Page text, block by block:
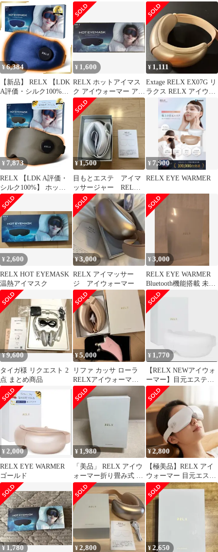
とケア 本体
¥6,384
【新品】 RELX 【LDK
A評価・シルク100%】
ホットアイマスク 【安
眠インストラクター×日
本企業企画】アイウォ
ーマー アイマスク 充電
式 コードレス 睡眠用
快眠グッズ 軽量 遮光
ギフト プレゼント 0
¥ 1,600
RELX ホットアイマス
ク アイウォーマー アイ
マスク 充電式 新品未開
封
¥ 1,111
Extage RELX EX07G リ
ラクス RELX アイウォ
ーマー
¥ 7,873
RELX 【LDK A評価・
シルク100%】 ホット
アイマスク 【快眠セラ
ピスト×日本企業企画】
アイウォーマー アイマ
スク 充電式 コードレス
睡眠用 快眠グッズ 軽量
遮光 父の日 ギフト プ
レゼント 1
¥1,500
目もとエステ アイマ
ッサージャー RELX
EYE WARMER EX07W
¥ 7,900
RELX EYE WARMER
¥ 2,600
RELX HOT EYEMASK
温熱アイマスク
¥3,000
RELX アイマッサー
ジ アイウォーマー
¥3,000
RELX EYE WARMER
Bluetooth機能搭載 未開
封
¥9,600
タイガ様 リクエスト 2
点 まとめ商品
¥5,000
リファ カッサ ローラ
RELXアイウォーマー
セット
¥ 1,770
【RELX NEWアイウォ
ーマー】目元エステ★
ホットアイマスク★温
熱★アイケア
¥ 2,000
RELX EYE WARMER
ゴールド
¥ 1,980
「美品」 RELX アイウ
ォーマー折り畳み式 ホ
ットアイマスク EX07G
¥2,800
⁠【極美品】RELX アイ
ウォーマー 目元エステ
Bluetooth搭載 白
¥1,780 ¥2,800 ¥2,650